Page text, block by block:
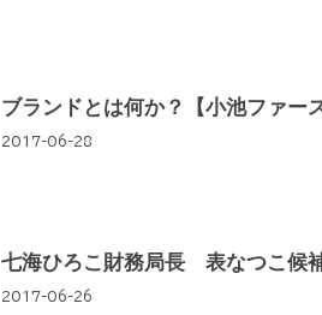
ブランドとは何か？【小池ファー
2017-06-28
七海ひろこ財務局長 表なつこ候
2017-06-26